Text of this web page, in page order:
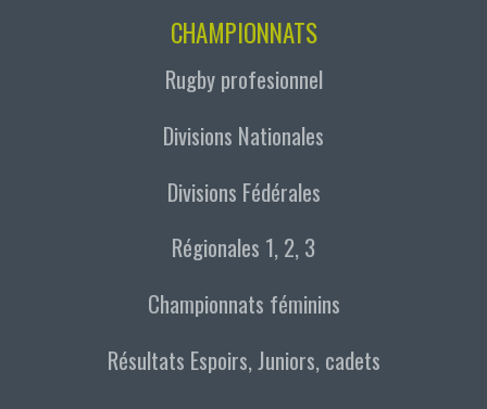
CHAMPIONNATS
Rugby profesionnel
Divisions Nationales
Divisions Fédérales
Régionales 1, 2, 3
Championnats féminins
Résultats Espoirs, Juniors, cadets